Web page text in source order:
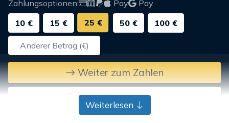
Zahlungsoptionen: Pay
Pay
10 €
15 € 25 € 50 € 100 €
Weiter zum Zahlen
Bank-Überweisung
Weiterlesen